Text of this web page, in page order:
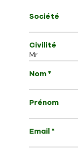
Société
Civilité
Nom *
Prénom
Email *